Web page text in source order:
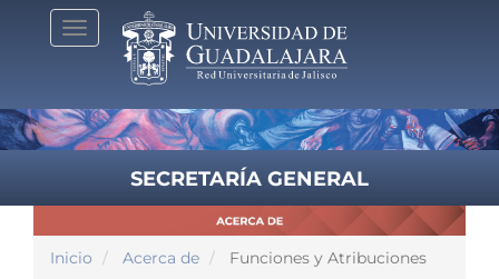
Toggle
navigation
SECRETARÍA GENERAL
Inicio Acerca de Funciones y Atribuciones